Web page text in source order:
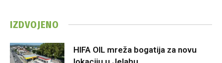
IZDVOJENO
HIFA OIL mreža bogatija za novu